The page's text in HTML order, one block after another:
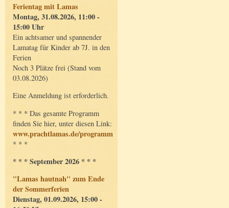
Ferientag mit Lamas
Montag, 31.08.2026, 11:00 -
15:00 Uhr
Ein achtsamer und spannender
Lamatag für Kinder ab 7J. in den
Ferien
Noch 3 Plätze frei (Stand vom
03.08.2026)
Eine Anmeldung ist erforderlich.
* * * Das gesamte Programm
finden Sie hier, unter diesen Link:
www.prachtlamas.de/programm
* * *
* * * September 2026 * * *
"Lamas hautnah" zum Ende
der Sommerferien
Dienstag, 01.09.2026, 15:00 -